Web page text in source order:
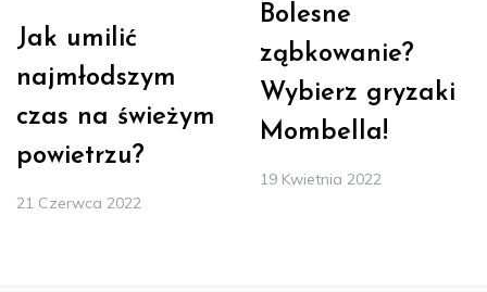
Jak umilić
najmłodszym
czas na świeżym
powietrzu?
21 Czerwca 2022
Bolesne
ząbkowanie?
Wybierz gryzaki
Mombella!
19 Kwietnia 2022